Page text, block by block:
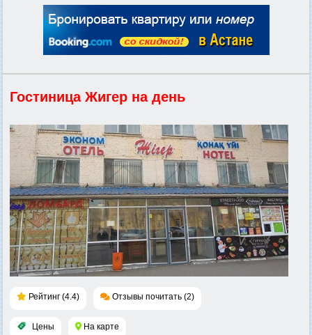
Гостиница Жигер на день
Рейтинг (4.4) Отзывы почитать (2)
Цены На карте